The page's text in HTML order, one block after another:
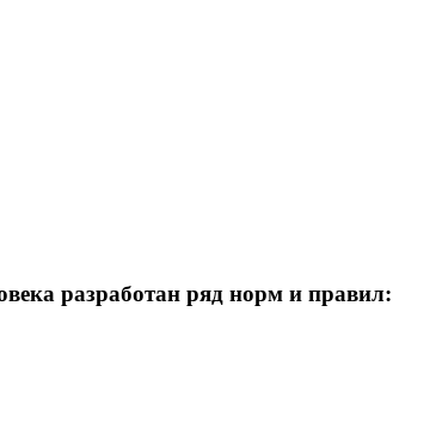
разработан ряд норм и правил: